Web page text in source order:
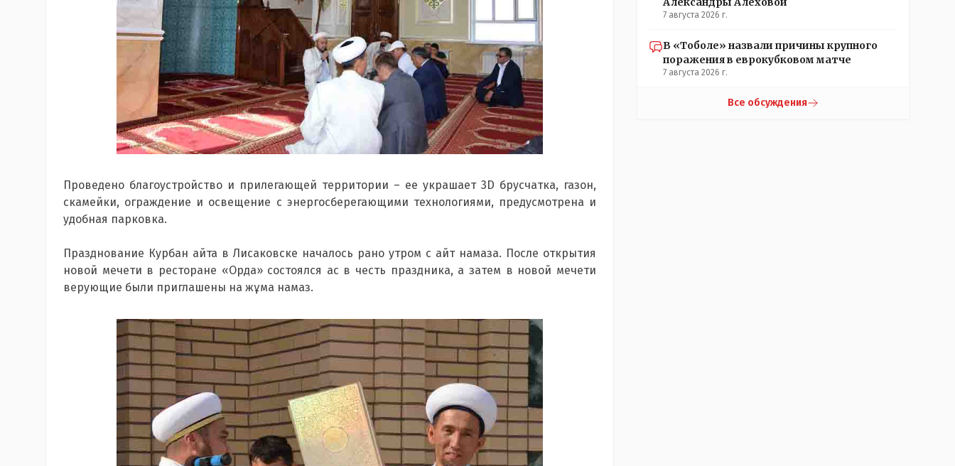
Проведено благоустройство и прилегающей территории – ее украшает 3D брусчатка, газон,
скамейки, ограждение и освещение с энергосберегающими технологиями, предусмотрена и
удобная парковка.
Празднование Курбан айта в Лисаковске началось рано утром с айт намаза. После открытия
новой мечети в ресторане «Орда» состоялся ас в честь праздника, а затем в новой мечети
верующие были приглашены на жұма намаз.
7 августа 2026 г.
В «Тоболе» назвали причины крупного
поражения в еврокубковом матче
7 августа 2026 г.
Все обсуждения